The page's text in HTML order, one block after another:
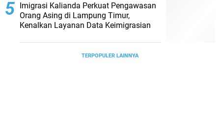
Imigrasi Kalianda Perkuat Pengawasan
Orang Asing di Lampung Timur,
Kenalkan Layanan Data Keimigrasian
TERPOPULER LAINNYA